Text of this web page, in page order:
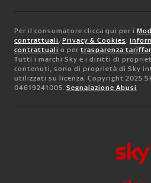
Per il consumatore clicca qui per i
contrattuali, Privacy & Cookies,
contrattuali o per trasparenza
Tutti i marchi Sky e i diritti di
contenuti, sono di proprietà di Sky
utilizzati su licenza. Copyright 2025
04619241005. Segnalazione Abusi